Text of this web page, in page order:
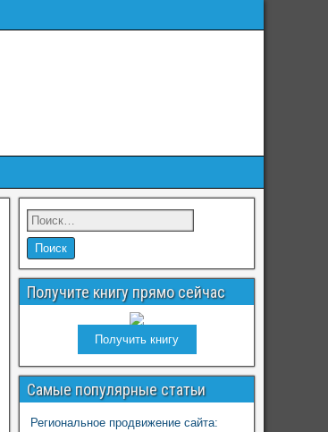
Получите книгу прямо сейчас
Получить книгу
Самые популярные статьи
Региональное продвижение сайта: